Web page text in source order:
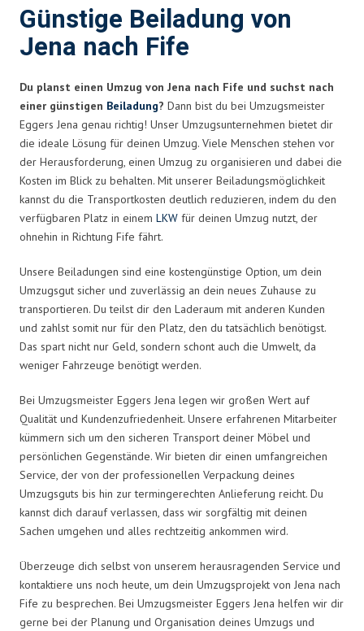
Günstige Beiladung von
Jena nach Fife
Du planst einen Umzug von Jena nach Fife und suchst nach
einer günstigen Beiladung? Dann bist du bei Umzugsmeister
Eggers Jena genau richtig! Unser Umzugsunternehmen bietet dir
die ideale Lösung für deinen Umzug. Viele Menschen stehen vor
der Herausforderung, einen Umzug zu organisieren und dabei die
Kosten im Blick zu behalten. Mit unserer Beiladungsmöglichkeit
kannst du die Transportkosten deutlich reduzieren, indem du den
verfügbaren Platz in einem LKW für deinen Umzug nutzt, der
ohnehin in Richtung Fife fährt.
Unsere Beiladungen sind eine kostengünstige Option, um dein
Umzugsgut sicher und zuverlässig an dein neues Zuhause zu
transportieren. Du teilst dir den Laderaum mit anderen Kunden
und zahlst somit nur für den Platz, den du tatsächlich benötigst.
Das spart nicht nur Geld, sondern schont auch die Umwelt, da
weniger Fahrzeuge benötigt werden.
Bei Umzugsmeister Eggers Jena legen wir großen Wert auf
Qualität und Kundenzufriedenheit. Unsere erfahrenen Mitarbeiter
kümmern sich um den sicheren Transport deiner Möbel und
persönlichen Gegenstände. Wir bieten dir einen umfangreichen
Service, der von der professionellen Verpackung deines
Umzugsguts bis hin zur termingerechten Anlieferung reicht. Du
kannst dich darauf verlassen, dass wir sorgfältig mit deinen
Sachen umgehen und alles rechtzeitig ankommen wird.
Überzeuge dich selbst von unserem herausragenden Service und
kontaktiere uns noch heute, um dein Umzugsprojekt von Jena nach
Fife zu besprechen. Bei Umzugsmeister Eggers Jena helfen wir dir
gerne bei der Planung und Organisation deines Umzugs und